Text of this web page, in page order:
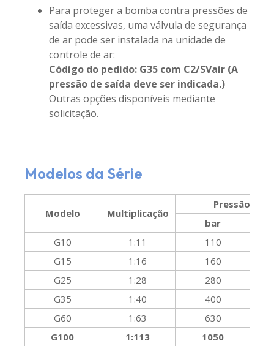
Para proteger a bomba contra pressões de
saída excessivas, uma válvula de segurança
de ar pode ser instalada na unidade de
controle de ar:
Código do pedido: G35 com C2/SVair (A
pressão de saída deve ser indicada.)
Outras opções disponíveis mediante
solicitação.
Modelo Multiplicação
Pressão
bar
G10
1:11
110
G15
1:16
160
G25
1:28
280
G35
1:40
400
G60
1:63
630
G100
1:113
1050
Modelos da Série